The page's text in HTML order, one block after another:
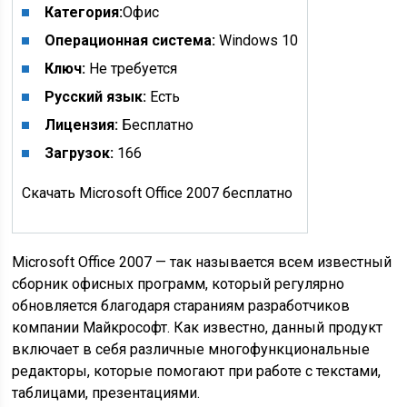
Категория:Офис
Операционная система: Windows 10
Ключ: Не требуется
Русский язык: Есть
Лицензия: Бесплатно
Загрузок: 166
Скачать Microsoft Office 2007 бесплатно
Microsoft Office 2007 — так называется всем известный
сборник офисных программ, который регулярно
обновляется благодаря стараниям разработчиков
компании Майкрософт. Как известно, данный продукт
включает в себя различные многофункциональные
редакторы, которые помогают при работе с текстами,
таблицами, презентациями.